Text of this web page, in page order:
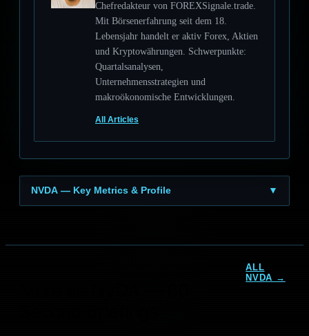
Chefredakteur von FOREXSignale.trade.
Mit Börsenerfahrung seit dem 18.
Lebensjahr handelt er aktiv Forex, Aktien
und Kryptowährungen. Schwerpunkte:
Quartalsanalysen,
Unternehmensstrategien und
makroökonomische Entwicklungen.
All Articles
NVDA — Key Metrics & Profile ▼
ALL
NVDA →